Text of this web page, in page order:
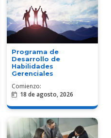
Programa de
Desarrollo de
Habilidades
Gerenciales
Comienzo:
18 de agosto, 2026